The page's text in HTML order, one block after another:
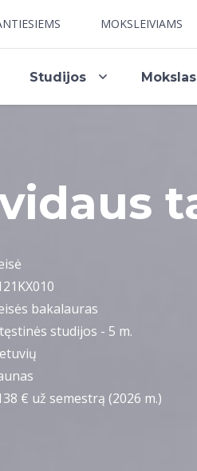
MOKSLEIVIAMS
Studijos Mokslas
bakalauras
studijos - 5 m.
€ už semestrą (2026 m.)